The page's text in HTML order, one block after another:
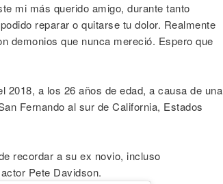
mi más querido amigo, durante tanto
reparar o quitarse tu dolor. Realmente
demonios que nunca mereció. Espero que
2018, a los 26 años de edad, a causa de una
Fernando al sur de California, Estados
recordar a su ex novio, incluso
Pete Davidson.